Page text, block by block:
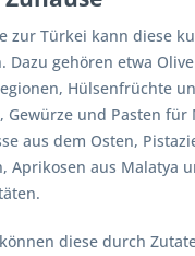
zur Türkei kann diese
Dazu gehören etwa
Hülsenfrüchte
Gewürze und Pasten für
aus dem Osten,
Aprikosen aus Malatya
diese durch